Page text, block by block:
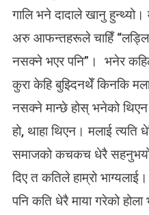
गालि भने दादाले खानु
अरु आफन्तहरूले चाहिँ
नसक्ने भएर पनि”। भनेर
कुरा केहि बुझ्दिनथेँ किनकि
नसक्ने मान्छे होस् भनेको
हो, थाहा थिएन। मलाई त्यति
समाजको कचकच धेरै
दिए त कतिले हाम्रो
पनि कति धेरै माया गरेको